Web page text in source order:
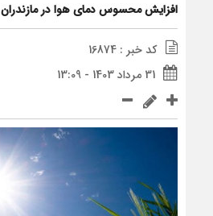
افزایش محسوس دمای هوا در مازندران
کد خبر : 16874
31 مرداد 1403 - 13:09